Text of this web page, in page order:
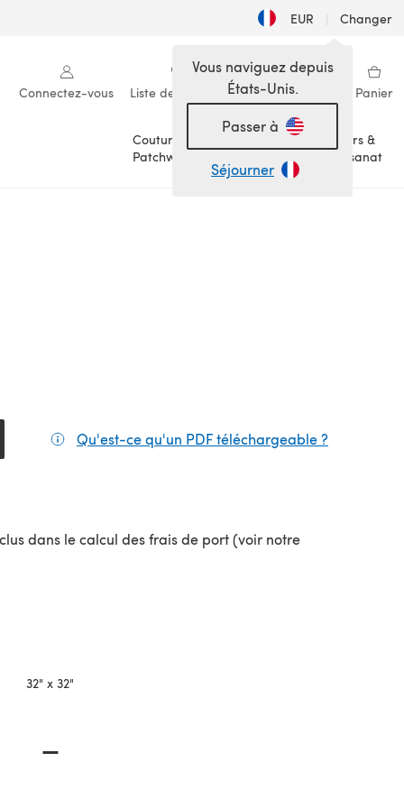
EUR | Changer
Connectez-vous Liste de souhaits Ma bibliothèque Panier
Couture &
Patchwork
Loisirs &
Artisanat
Vous naviguez depuis
États-Unis.
Passer à
Séjourner
Qu'est-ce qu'un PDF téléchargeable ?
dans le calcul des frais de port (voir notre
onglet)
32" x 32"
—